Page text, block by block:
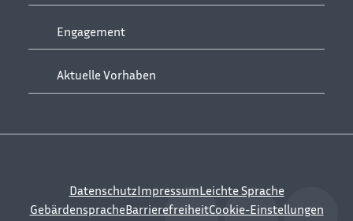
Engagement
Aktuelle Vorhaben
DatenschutzImpressumLeichte Sprache
GebärdenspracheBarrierefreiheitCookie-Einstellungen